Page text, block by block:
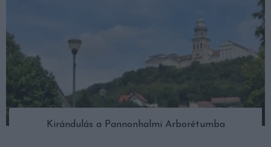
Kirándulás a Pannonhalmi Arborétumba